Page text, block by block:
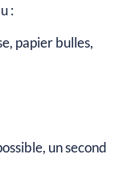
:
papier bulles,
un second